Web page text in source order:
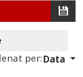
per:Data